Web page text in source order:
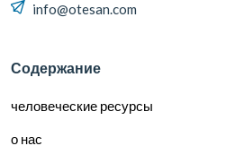
info@otesan.com
Содержание
человеческие ресурсы
о нас